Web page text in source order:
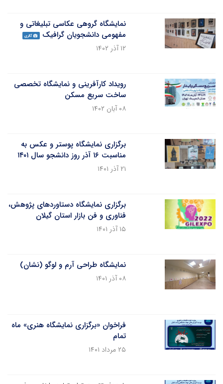
نمایشگاه گروهی عکاسی تبلیغاتی و
مفهومی دانشجویان گرافیک
گالری
۱۲ آذر ۱۴۰۲
رویداد کارآفرینی و نمایشگاه تخصصی
ساخت سریع مسکن
۰۸ آبان ۱۴۰۲
برگزاری نمایشگاه پوستر و عکس به
مناسبت ۱۶ آذر روز دانشجو سال ۱۴۰۱
۲۱ آذر ۱۴۰۱
برگزاری نمایشگاه دستاوردهای پژوهش،
فناوری و فن بازار استان گیلان
۱۵ آذر ۱۴۰۱
نمایشگاه طراحی آرم و لوگو (نشان)
۰۸ آذر ۱۴۰۱
فراخوان «برگزاری نمایشگاه هنری» ماه
تمام
۲۵ مرداد ۱۴۰۱